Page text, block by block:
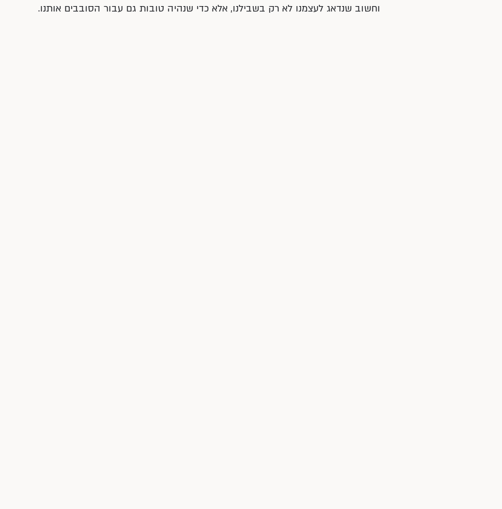
וחשוב שנדאג לעצמנו לא רק בשבילנו, אלא כדי שנהיה טובות גם עבור הסובבים אותנו.